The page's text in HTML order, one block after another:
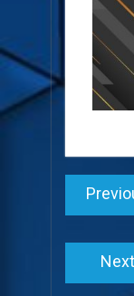
записів
Next